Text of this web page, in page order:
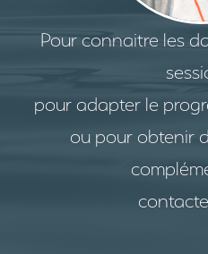
Pour connaitre les
pour adapter le
ou pour obtenir